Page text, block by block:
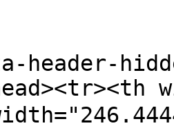
header-